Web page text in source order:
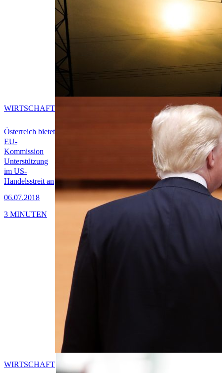
Österreich bietet
EU-
Kommission
Unterstützung
im US-
Handelsstreit an
06.07.2018
WIRTSCHAFT
3 MINUTEN
WIRTSCHAFT